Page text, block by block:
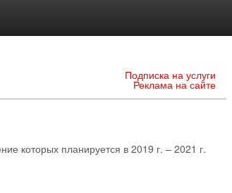
Подписка на услуги
Реклама на сайте
которых планируется в 2019 г. – 2021 г.